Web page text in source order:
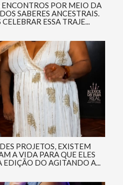
POR MEIO DA
SABERES ANCESTRAIS.
ESSA TRAJE...
PROJETOS, EXISTEM
A VIDA PARA QUE ELES
EDIÇÃO DO AGITANDO A...